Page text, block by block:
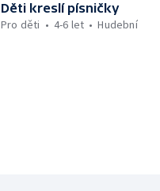
Děti kreslí písničky
Pro děti
4-6 let Hudební